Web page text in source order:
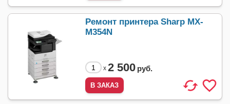
Ремонт принтера Sharp MX-
M354N
x 2 500 руб.